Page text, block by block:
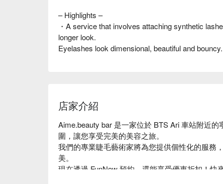
– Highlights –
・A service that involves attaching synthetic
longer look.
Eyelashes look dimensional, beautiful and bouncy.
店家介紹
Aime.beauty bar 是一家位於 BTS Ari 車站附近
圍，讓您享受完美的美容之旅。
我們的專業睫毛藝術家將為您提供個性化的服務
美。
現在透過 FunNow 預約，還能享受優惠折扣！快